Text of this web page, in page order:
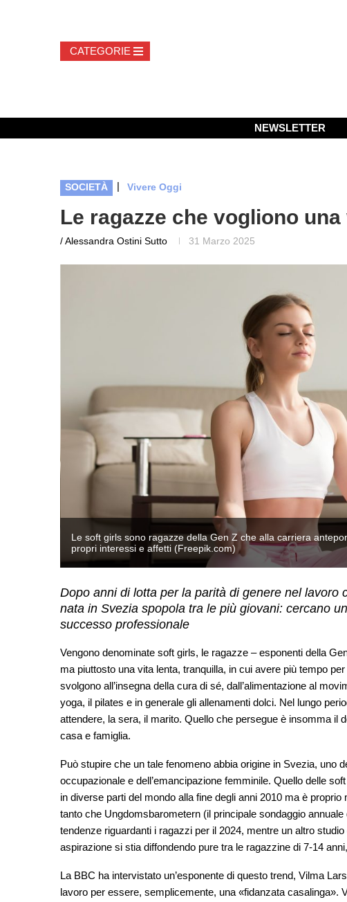
NEWSLETTER
SOCIETÀ | Vivere Oggi
Le ragazze che vogliono
/ Alessandra Ostini Sutto 31 Marzo 2025
Le soft girls sono ragazze della Gen Z che alla carriera
propri interessi e affetti (Freepik.com)
Dopo anni di lotta per la parità di genere nel
nata in Svezia spopola tra le più giovani: cercano
successo professionale
Vengono denominate soft girls, le ragazze – esponenti della
ma piuttosto una vita lenta, tranquilla, in cui avere più tempo
svolgono all’insegna della cura di sé, dall’alimentazione al
yoga, il pilates e in generale gli allenamenti dolci. Nel lungo
attendere, la sera, il marito. Quello che persegue è insomma il
casa e famiglia.
Può stupire che un tale fenomeno abbia origine in Svezia, uno
occupazionale e dell’emancipazione femminile. Quello delle
in diverse parti del mondo alla fine degli anni 2010 ma è
tanto che Ungdomsbarometern (il principale sondaggio
tendenze riguardanti i ragazzi per il 2024, mentre un altro
aspirazione si stia diffondendo pure tra le ragazzine di 7-14
La BBC ha intervistato un’esponente di questo trend, Vilma
lavoro per essere, semplicemente, una «fidanzata casalinga».